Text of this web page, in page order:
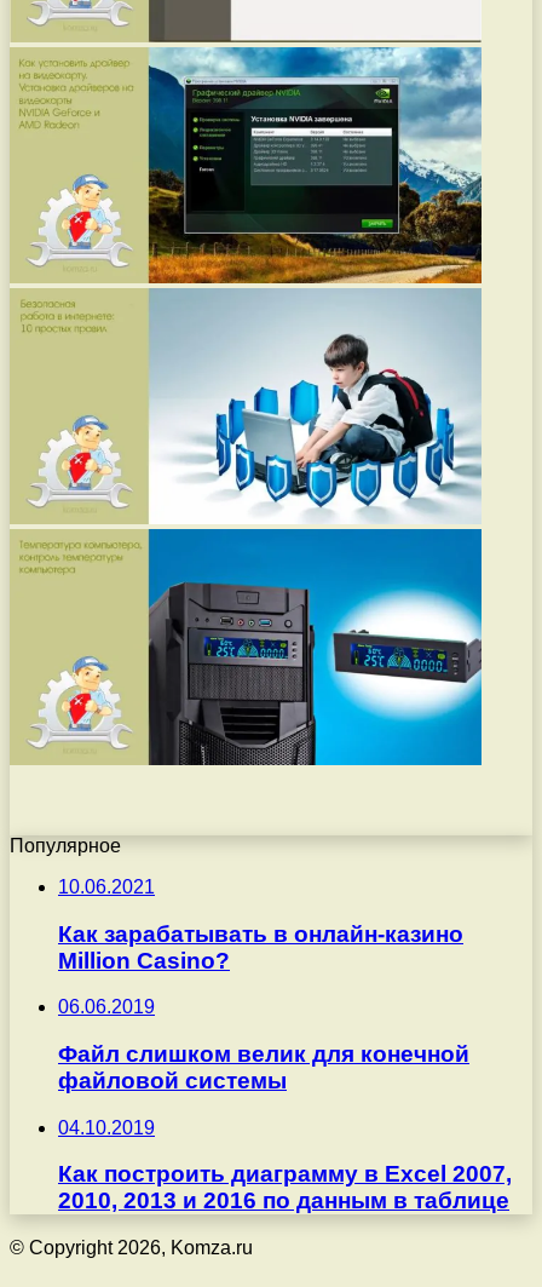
Популярное
10.06.2021
Как зарабатывать в онлайн-казино
Million Casino?
06.06.2019
Файл слишком велик для конечной
файловой системы
04.10.2019
Как построить диаграмму в Excel 2007,
2010, 2013 и 2016 по данным в таблице
© Copyright 2026, Komza.ru